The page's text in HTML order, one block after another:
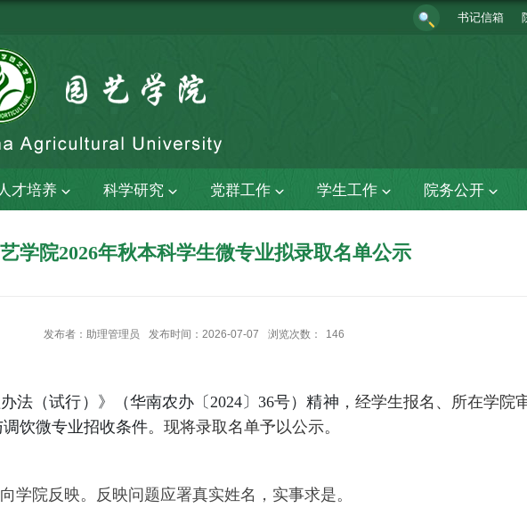
书记信箱
人才培养 科学研究 党群工作 学生工作 院务公开
学院2026年秋本科学生微专业拟录取名单公示
发布者：助理管理员 发布时间：2026-07-07 浏览次数： 146
法（试行）》（华南农办〔2024〕36号）精神 ，经学生报名、所在学院
饮微专业招收条件。现将录取名单予以公示。
学院反映。反映问题应署真实姓名，实事求是。